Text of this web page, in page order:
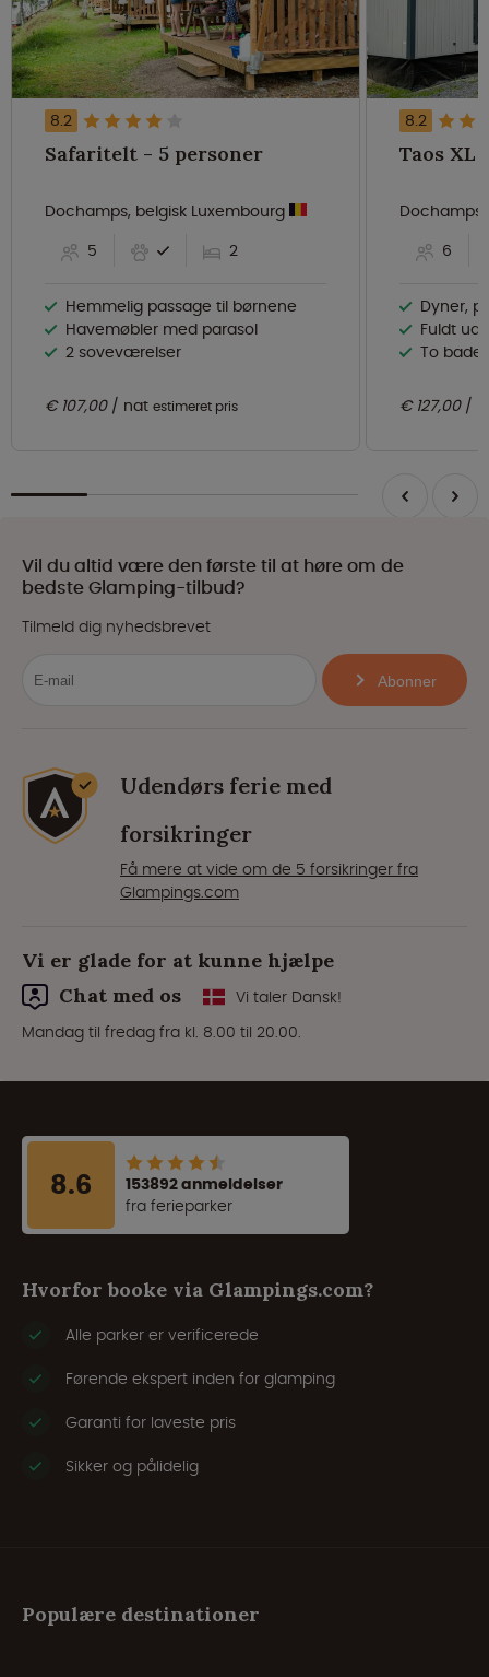
8.2
Safaritelt - 5 personer
Dochamps, belgisk Luxembourg
5
2
Hemmelig passage til børnene
Havemøbler med parasol
2 soveværelser
€ 107,00 nat estimeret pris
8.2
6
Dyner,
Fuldt
To
€ 127,00
Vil du altid være den første til at høre om de
bedste Glamping-tilbud?
Tilmeld dig nyhedsbrevet
Abonner
Udendørs ferie med
forsikringer
Få mere at vide om de 5 forsikringer fra
Glampings.com
Vi er glade for at kunne hjælpe
Chat med os
Vi taler Dansk!
Mandag til fredag fra kl. 8.00 til 20.00.
8.6
153892 anmeldelser
fra ferieparker
Hvorfor booke via Glampings.com?
Alle parker er verificerede
Førende ekspert inden for glamping
Garanti for laveste pris
Sikker og pålidelig
Populære destinationer